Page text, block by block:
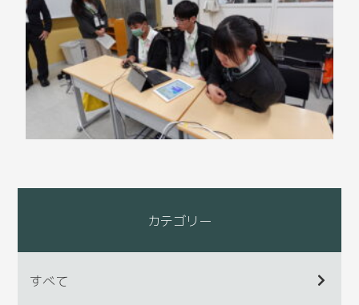
カテゴリー
すべて